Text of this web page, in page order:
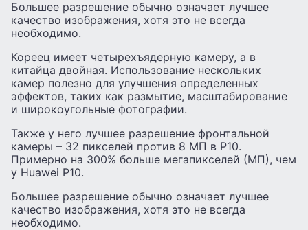
Большее разрешение обычно означает лучшее
качество изображения, хотя это не всегда
необходимо.
Кореец имеет четырехъядерную камеру, а в
китайца двойная. Использование нескольких
камер полезно для улучшения определенных
эффектов, таких как размытие, масштабирование
и широкоугольные фотографии.
Также у него лучшее разрешение фронтальной
камеры – 32 пикселей против 8 МП в P10.
Примерно на 300% больше мегапикселей (МП), чем
у Huawei P10.
Большее разрешение обычно означает лучшее
качество изображения, хотя это не всегда
необходимо.